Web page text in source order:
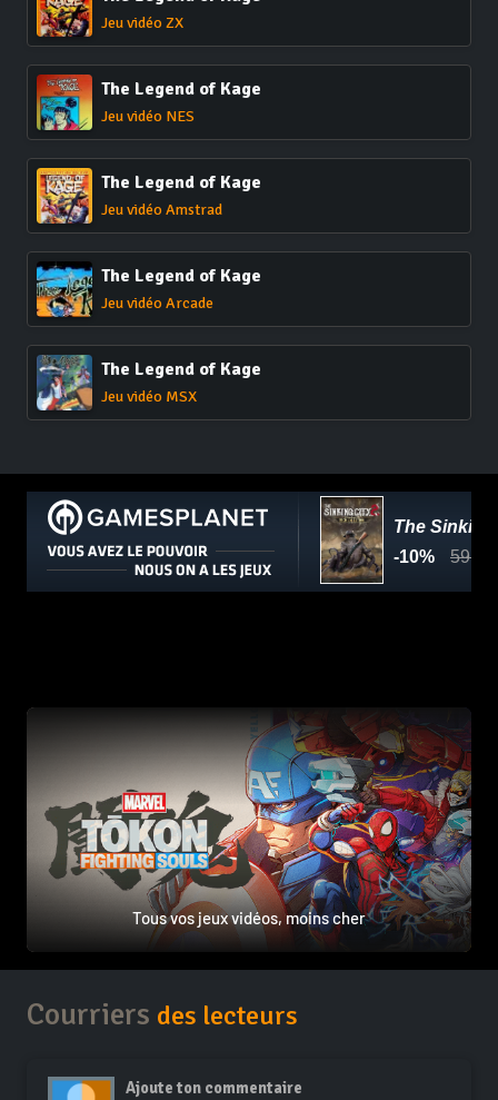
Jeu vidéo ZX
The Legend of Kage
Jeu vidéo NES
The Legend of Kage
Jeu vidéo Amstrad
The Legend of Kage
Jeu vidéo Arcade
The Legend of Kage
Jeu vidéo MSX
Tous vos jeux vidéos, moins cher
Courriers des lecteurs
Ajoute ton commentaire